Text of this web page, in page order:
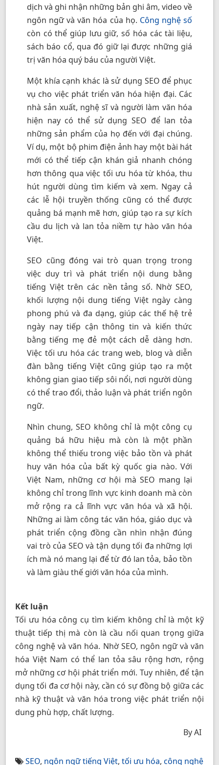
dịch và ghi nhận những bản ghi âm, video về
ngôn ngữ và văn hóa của họ. Công nghệ số
còn có thể giúp lưu giữ, số hóa các tài liệu,
sách báo cổ, qua đó giữ lại được những giá
trị văn hóa quý báu của người Việt.
Một khía cạnh khác là sử dụng SEO để phục
vụ cho việc phát triển văn hóa hiện đại. Các
nhà sản xuất, nghệ sĩ và người làm văn hóa
hiện nay có thể sử dụng SEO để lan tỏa
những sản phẩm của họ đến với đại chúng.
Ví dụ, một bộ phim điện ảnh hay một bài hát
mới có thể tiếp cận khán giả nhanh chóng
hơn thông qua việc tối ưu hóa từ khóa, thu
hút người dùng tìm kiếm và xem. Ngay cả
các lễ hội truyền thống cũng có thể được
quảng bá mạnh mẽ hơn, giúp tạo ra sự kích
cầu du lịch và lan tỏa niềm tự hào văn hóa
Việt.
SEO cũng đóng vai trò quan trọng trong
việc duy trì và phát triển nội dung bằng
tiếng Việt trên các nền tảng số. Nhờ SEO,
khối lượng nội dung tiếng Việt ngày càng
phong phú và đa dạng, giúp các thế hệ trẻ
ngày nay tiếp cận thông tin và kiến thức
bằng tiếng mẹ đẻ một cách dễ dàng hơn.
Việc tối ưu hóa các trang web, blog và diễn
đàn bằng tiếng Việt cũng giúp tạo ra một
không gian giao tiếp sôi nổi, nơi người dùng
có thể trao đổi, thảo luận và phát triển ngôn
ngữ.
Nhìn chung, SEO không chỉ là một công cụ
quảng bá hữu hiệu mà còn là một phần
không thể thiếu trong việc bảo tồn và phát
huy văn hóa của bất kỳ quốc gia nào. Với
Việt Nam, những cơ hội mà SEO mang lại
không chỉ trong lĩnh vực kinh doanh mà còn
mở rộng ra cả lĩnh vực văn hóa và xã hội.
Những ai làm công tác văn hóa, giáo dục và
phát triển cộng đồng cần nhìn nhận đúng
vai trò của SEO và tận dụng tối đa những lợi
ích mà nó mang lại để từ đó lan tỏa, bảo tồn
và làm giàu thế giới văn hóa của mình.
Kết luận
Tối ưu hóa công cụ tìm kiếm không chỉ là một kỹ
thuật tiếp thị mà còn là cầu nối quan trọng giữa
công nghệ và văn hóa. Nhờ SEO, ngôn ngữ và văn
hóa Việt Nam có thể lan tỏa sâu rộng hơn, rộng
mở những cơ hội phát triển mới. Tuy nhiên, để tận
dụng tối đa cơ hội này, cần có sự đồng bộ giữa các
nhà kỹ thuật và văn hóa trong việc phát triển nội
dung phù hợp, chất lượng.
By AI
SEO, ngôn ngữ tiếng Việt, tối ưu hóa, công nghệ